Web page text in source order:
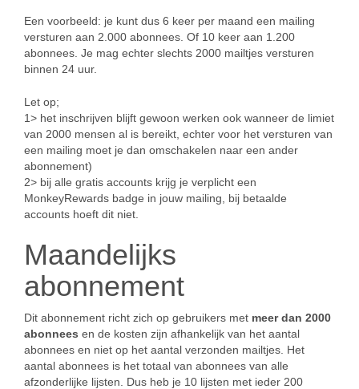
Een voorbeeld: je kunt dus 6 keer per maand een mailing
versturen aan 2.000 abonnees. Of 10 keer aan 1.200
abonnees. Je mag echter slechts 2000 mailtjes versturen
binnen 24 uur.
Let op;
1> het inschrijven blijft gewoon werken ook wanneer de limiet
van 2000 mensen al is bereikt, echter voor het versturen van
een mailing moet je dan omschakelen naar een ander
abonnement)
2> bij alle gratis accounts krijg je verplicht een
MonkeyRewards badge in jouw mailing, bij betaalde
accounts hoeft dit niet.
Maandelijks
abonnement
Dit abonnement richt zich op gebruikers met meer dan 2000
abonnees en de kosten zijn afhankelijk van het aantal
abonnees en niet op het aantal verzonden mailtjes. Het
aantal abonnees is het totaal van abonnees van alle
afzonderlijke lijsten. Dus heb je 10 lijsten met ieder 200